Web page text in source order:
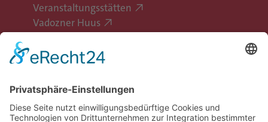
Veranstaltungsstätten
Vadozner Huus